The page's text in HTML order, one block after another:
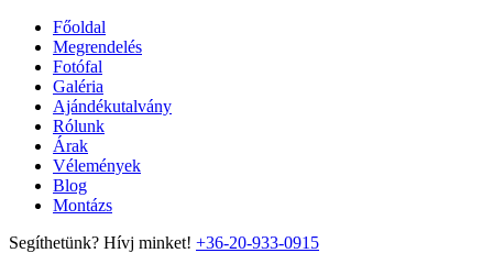
Főoldal
Megrendelés
Fotófal
Galéria
Ajándékutalvány
Rólunk
Árak
Vélemények
Blog
Montázs
Segíthetünk? Hívj minket! +36-20-933-0915